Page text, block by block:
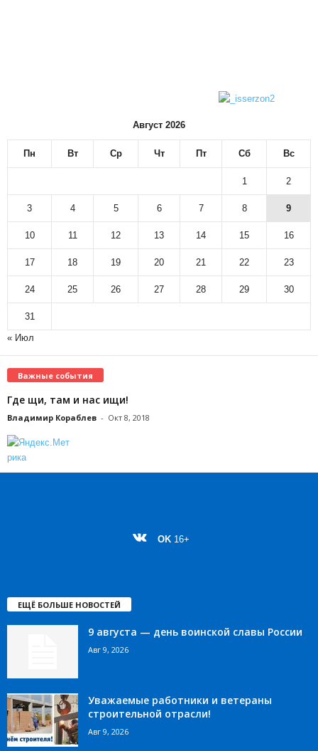
Август 2026
Пн Вт Ср Чт Пт Сб Вс
1 2
3 4 5 6 7 8 9
10 11 12 13 14 15 16
17 18 19 20 21 22 23
24 25 26 27 28 29 30
31
« Июл
Важные события
Где щи, там и нас ищи!
Владимир Кораблев - Окт 8, 2018
OK 16+
ЕЩЁ БОЛЬШЕ НОВОСТЕЙ
9 августа — день воинской славы России
Авг 9, 2026
Уважаемые работники и ветераны
строительной отрасли!
Авг 9, 2026